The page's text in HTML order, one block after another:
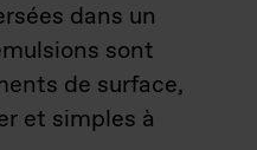
dans un
sont
de surface,
et simples à